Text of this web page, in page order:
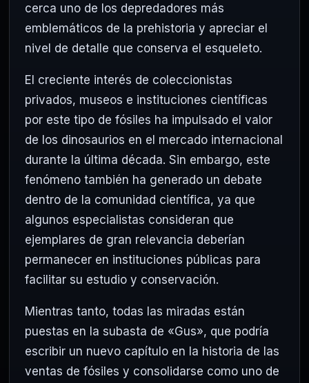
cerca uno de los depredadores más
emblemáticos de la prehistoria y apreciar el
nivel de detalle que conserva el esqueleto.
El creciente interés de coleccionistas
privados, museos e instituciones científicas
por este tipo de fósiles ha impulsado el valor
de los dinosaurios en el mercado internacional
durante la última década. Sin embargo, este
fenómeno también ha generado un debate
dentro de la comunidad científica, ya que
algunos especialistas consideran que
ejemplares de gran relevancia deberían
permanecer en instituciones públicas para
facilitar su estudio y conservación.
Mientras tanto, todas las miradas están
puestas en la subasta de «Gus», que podría
escribir un nuevo capítulo en la historia de las
ventas de fósiles y consolidarse como uno de